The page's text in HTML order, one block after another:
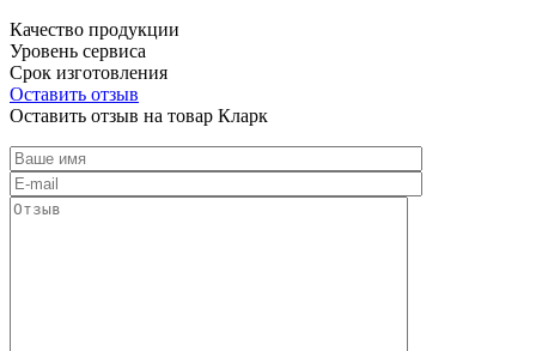
Качество продукции
Уровень сервиса
Срок изготовления
Оставить отзыв
Оставить отзыв на товар Кларк